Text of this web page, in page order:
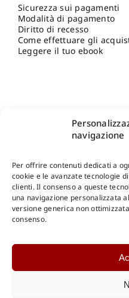
navigazione
Per offrire contenuti dedicati a
cookie e le avanzate tecnologie
clienti. Il consenso a queste
una navigazione personalizzata
versione generica non
consenso.
Sicurezza sui pagamenti
Modalità di pagamento
Diritto di recesso
Come effettuare gli
Leggere il tuo ebook
Shop Gangemi Editore-